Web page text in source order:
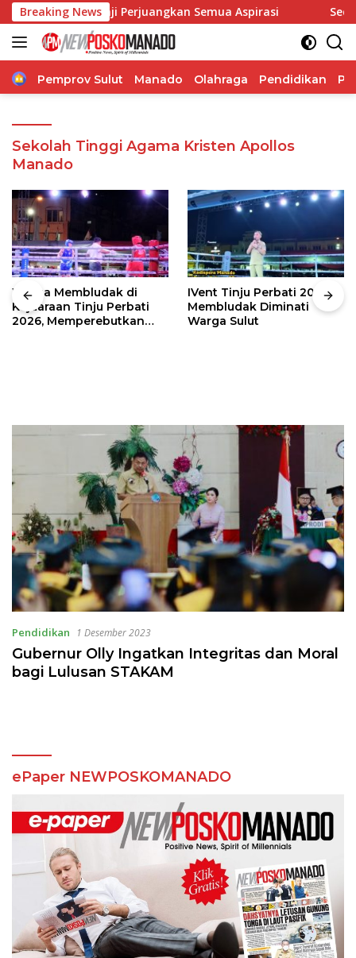
Langsung
ke
konten
Breaking News
Janji Perjuangkan Semua Aspirasi Sediakan
Home
Pemprov Sulut Manado Olahraga Pendidikan
Sekolah Tinggi Agama Kristen Apollos
Manado
Warga Membludak di
Kejuaraan Tinju Perbati
2026, Memperebutkan
IVent Tinju Perbati 2026
Membludak Diminati
Warga Sulut
Pendidikan 1 Desember 2023
Gubernur Olly Ingatkan Integritas dan Moral
bagi Lulusan STAKAM
ePaper NEWPOSKOMANADO